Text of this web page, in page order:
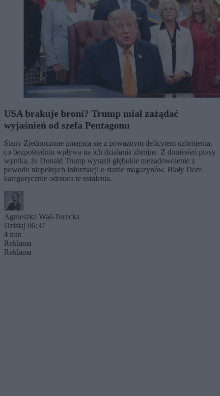
USA brakuje broni? Trump miał zażądać
wyjaśnień od szefa Pentagonu
Stany Zjednoczone zmagają się z poważnym deficytem uzbrojenia,
co bezpośrednio wpływa na ich działania zbrojne. Z doniesień prasy
wynika, że Donald Trump wyraził głębokie niezadowolenie z
powodu niepełnych informacji o stanie magazynów. Biały Dom
kategorycznie odrzuca te ustalenia.
Agnieszka Waś-Turecka
Dzisiaj 06:37
4 min
Reklama
Reklama